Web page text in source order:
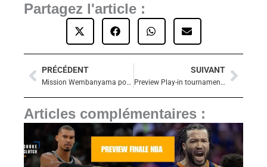
Partagez l'article :
Précédent
PRÉCÉDENT
Mission Wembanyama pour les San Antonio Spurs
SUIVANT
Preview Play-in tournament NBA : Miami Heat – Atlanta Hawks
Articles complémentaires :